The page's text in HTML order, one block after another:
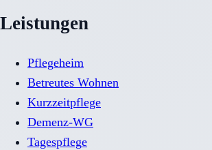
Leistungen
Pflegeheim
Betreutes Wohnen
Kurzzeitpflege
Demenz-WG
Tagespflege